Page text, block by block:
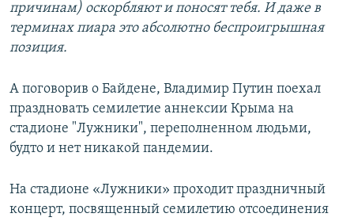
причинам) оскорбляют и поносят тебя. И даже в
терминах пиара это абсолютно беспроигрышная
позиция.
А поговорив о Байдене, Владимир Путин поехал
праздновать семилетие аннексии Крыма на
стадионе "Лужники", переполненном людьми,
будто и нет никакой пандемии.
На стадионе «Лужники» проходит праздничный
концерт, посвященный семилетию отсоединения